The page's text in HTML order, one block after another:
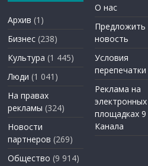
Архив (1)
Бизнес (238)
Культура (1 445)
Люди (1 041)
На правах
рекламы (324)
Новости
партнеров (269)
Общество (9 914)
О нас
Предложить
новость
Условия
перепечатки
Реклама на
электронных
площадках 9
Канала